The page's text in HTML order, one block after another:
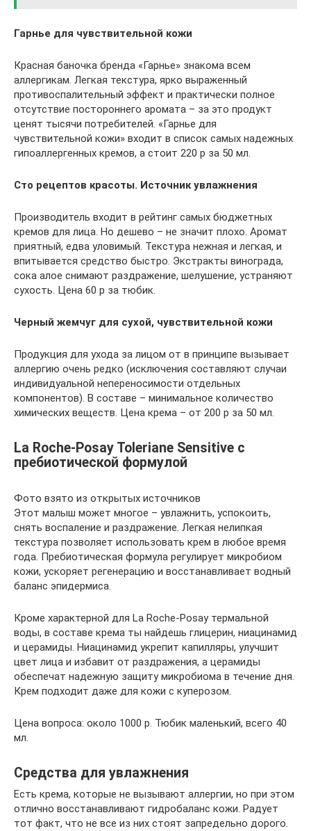
Гарнье для чувствительной кожи
Красная баночка бренда «Гарнье» знакома всем
аллергикам. Легкая текстура, ярко выраженный
противоспалительный эффект и практически полное
отсутствие постороннего аромата – за это продукт
ценят тысячи потребителей. «Гарнье для
чувствительной кожи» входит в список самых надежных
гипоаллергенных кремов, а стоит 220 р за 50 мл.
Сто рецептов красоты. Источник увлажнения
Производитель входит в рейтинг самых бюджетных
кремов для лица. Но дешево – не значит плохо. Аромат
приятный, едва уловимый. Текстура нежная и легкая, и
впитывается средство быстро. Экстракты винограда,
сока алое снимают раздражение, шелушение, устраняют
сухость. Цена 60 р за тюбик.
Черный жемчуг для сухой, чувствительной кожи
Продукция для ухода за лицом от в принципе вызывает
аллергию очень редко (исключения составляют случаи
индивидуальной непереносимости отдельных
компонентов). В составе – минимальное количество
химических веществ. Цена крема – от 200 р за 50 мл.
La Roche-Posay Toleriane Sensitive с
пребиотической формулой
Фото взято из открытых источников
Этот малыш может многое – увлажнить, успокоить,
снять воспаление и раздражение. Легкая нелипкая
текстура позволяет использовать крем в любое время
года. Пребиотическая формула регулирует микробиом
кожи, ускоряет регенерацию и восстанавливает водный
баланс эпидермиса.
Кроме характерной для La Roche-Posay термальной
воды, в составе крема ты найдешь глицерин, ниацинамид
и церамиды. Ниацинамид укрепит капилляры, улучшит
цвет лица и избавит от раздражения, а церамиды
обеспечат надежную защиту микробиома в течение дня.
Крем подходит даже для кожи с куперозом.
Цена вопроса: около 1000 р. Тюбик маленький, всего 40
мл.
Средства для увлажнения
Есть крема, которые не вызывают аллергии, но при этом
отлично восстанавливают гидробаланс кожи. Радует
тот факт, что не все из них стоят запредельно дорого.